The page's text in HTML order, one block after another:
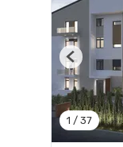
1 / 37
Previous